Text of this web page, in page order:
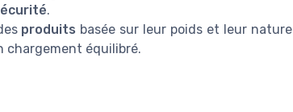
.
produits basée sur leur poids et leur nature
chargement équilibré.